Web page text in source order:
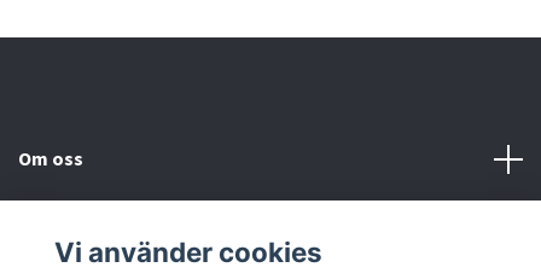
Om oss
Vi använder cookies